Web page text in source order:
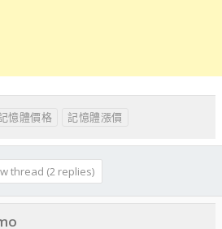
憶體價格 記憶體漲價
thread (2 replies)